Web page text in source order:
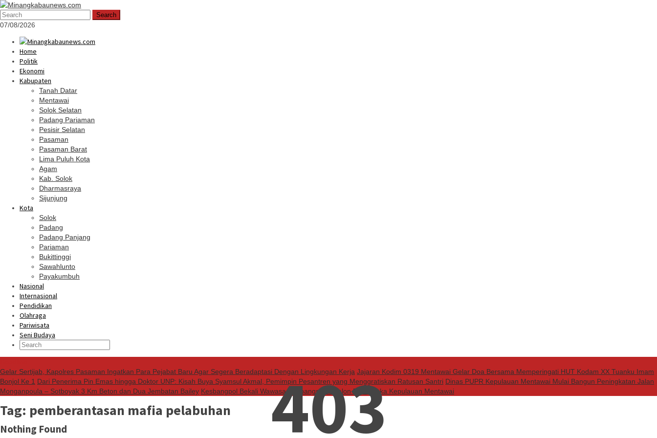
Skip
to
content
Mobile
Menu
Search
07/08/2026
Home
Politik
Ekonomi
Kabupaten
Tanah Datar
Mentawai
Solok Selatan
Padang Pariaman
Pesisir Selatan
Pasaman
Pasaman Barat
Lima Puluh Kota
Agam
Kab. Solok
Dharmasraya
Sijunjung
Kota
Solok
Padang
Padang Panjang
Pariaman
Bukittinggi
Sawahlunto
Payakumbuh
Nasional
Internasional
Pendidikan
Olahraga
Pariwisata
Seni Budaya
Gelar Sertijab, Kapolres Pasaman Ingatkan Para Pejabat Baru Agar Segera Beradaptasi Dengan Lingkungan Kerja Jajaran Kodim 0319 Mentawai Gelar Doa Bersama Memperingati HUT Kodam XX Tuanku Imam
Bonjol Ke 1 Dari Penerima Pin Emas hingga Doktor UNP: Kisah Buya Syamsul Akmal, Pemimpin Pesantren yang Menggratiskan Ratusan Santri Dinas PUPR Kepulauan Mentawai Mulai Bangun Peningkatan Jalan
Monganpoula – Sotboyak 3 Km Beton dan Dua Jembatan Bailey Kesbangpol Bekali Wawasan Kebangsaan Calon Paskibraka Kepulauan Mentawai
Tag: pemberantasan mafia pelabuhan
Nothing Found 403